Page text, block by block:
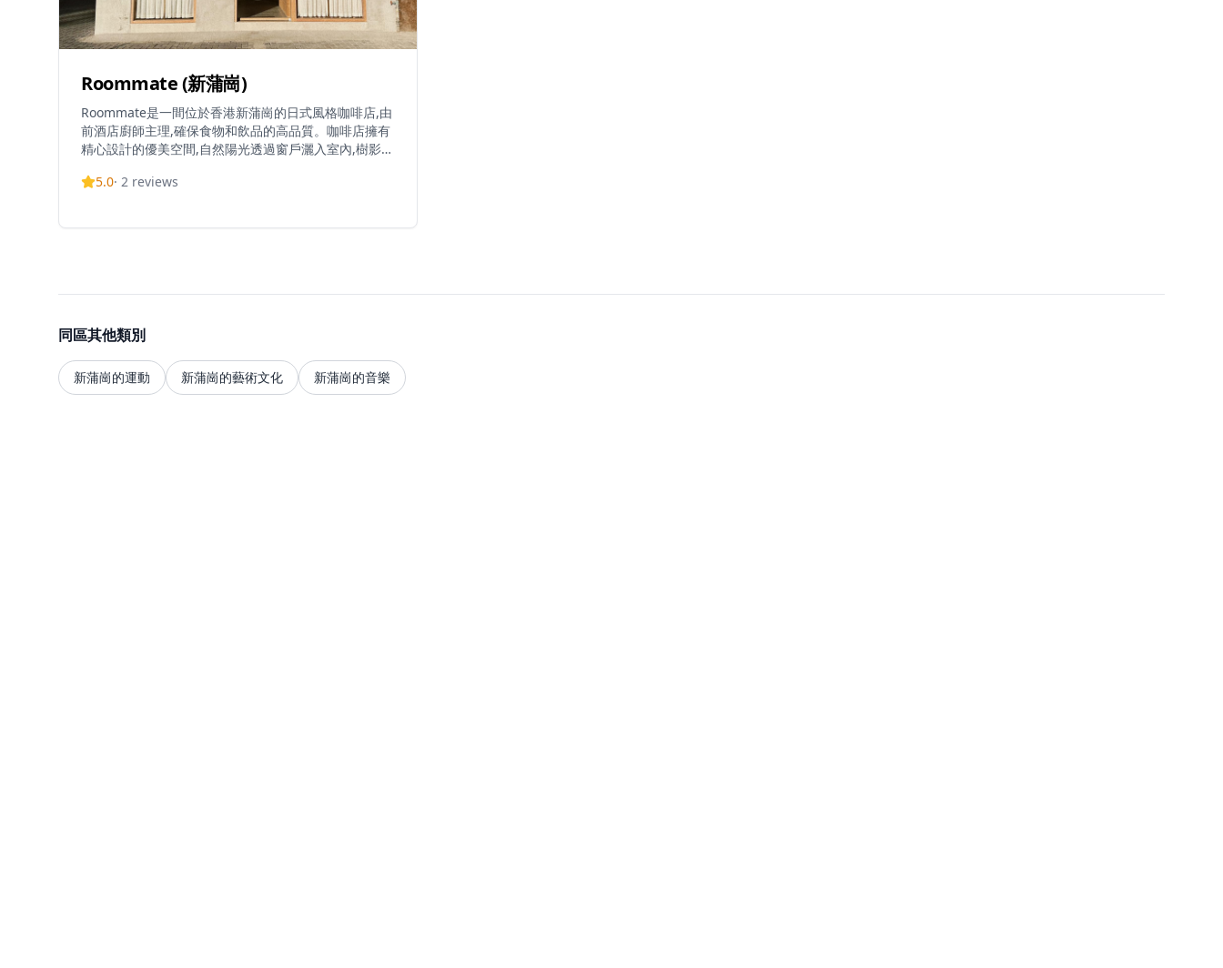
Roommate (新蒲崗)
Roommate是一間位於香港新蒲崗的日式風格咖啡店,由
前酒店廚師主理,確保食物和飲品的高品質。咖啡店擁有
精心設計的優美空間,自然陽光透過窗戶灑入室內,樹影婆
環境溫馨。咖啡店主打西式料理,招牌菜式包括以傳統方
亦提供特色咖啡飲品,包括柚子特濃咖啡湯力和Dirty咖
供悠閒的用餐體驗,適合早午餐和下午茶。
5.0· 2 reviews
同區其他類別
新蒲崗的運動 新蒲崗的藝術文化 新蒲崗的音樂